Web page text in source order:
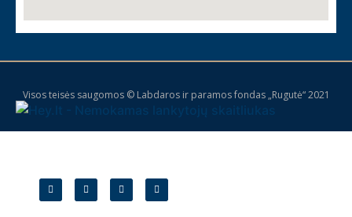
Visos teisės saugomos © Labdaros ir paramos fondas „Rugutė“ 2021